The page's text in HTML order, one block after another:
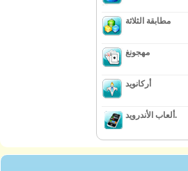
مطابقة الثلاثة
مهجونغ
أركانويد
ألعاب الأندرويد.